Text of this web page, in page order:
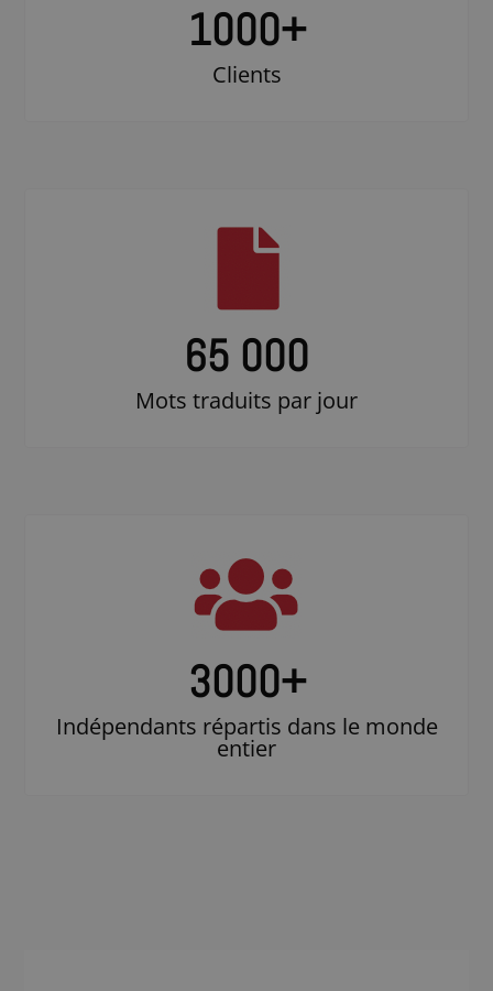
1000+
Clients
65 000
Mots traduits par jour
3000+
Indépendants répartis dans le monde
entier